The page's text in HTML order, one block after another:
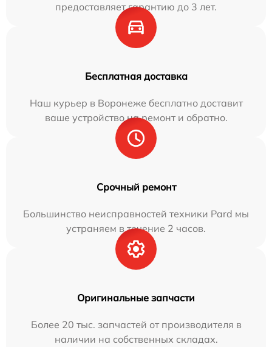
предоставляет гарантию до 3 лет.
Бесплатная доставка
Наш курьер в Воронеже бесплатно доставит
ваше устройство на ремонт и обратно.
Срочный ремонт
Большинство неисправностей техники Pard мы
устраняем в течение 2 часов.
Оригинальные запчасти
Более 20 тыс. запчастей от производителя в
наличии на собственных складах.